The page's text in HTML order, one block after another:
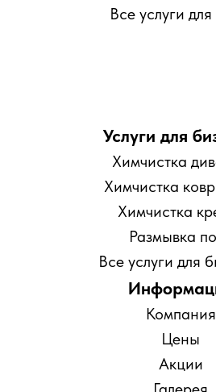
Услуги для
Химчистка
Химчистка
Химчистка
Размывка
Все услуги для
Компания
Цены
Акции
Все услуги